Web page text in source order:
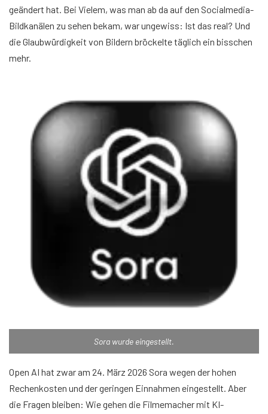
geändert hat. Bei Vielem, was man ab da auf den Socialmedia-
Bildkanälen zu sehen bekam, war ungewiss: Ist das real? Und
die Glaubwürdigkeit von Bildern bröckelte täglich ein bisschen
mehr.
Sora wurde eingestellt.
Open AI hat zwar am 24. März 2026 Sora wegen der hohen
Rechenkosten und der geringen Einnahmen eingestellt. Aber
die Fragen bleiben: Wie gehen die Filmemacher mit KI-